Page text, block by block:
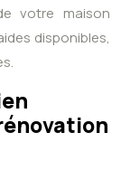
votre maison
disponibles,